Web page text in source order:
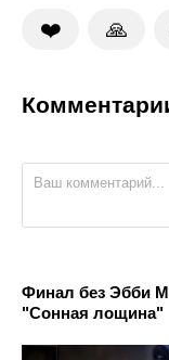
❤️ 🙏
Финал без Эбби
"Сонная лощина"